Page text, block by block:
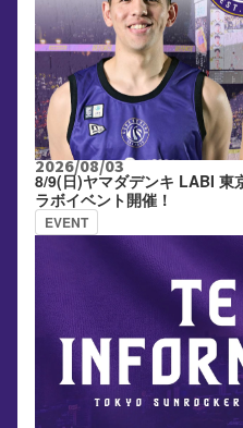
2026/08/03
8/9(日)ヤマダデンキ LABI 東
ラボイベント開催！
EVENT